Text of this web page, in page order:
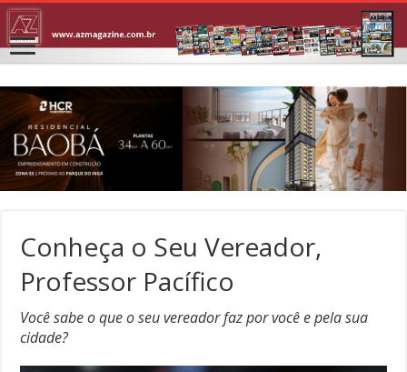
Conheça o Seu Vereador,
Professor Pacífico
Você sabe o que o seu vereador faz por você e pela sua
cidade?